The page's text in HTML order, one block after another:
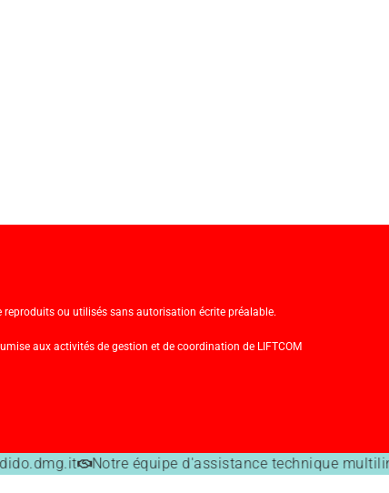
ou utilisés sans autorisation écrite préalable.
aux activités de gestion et de coordination de LIFTCOM
Notre équipe d'assistance technique